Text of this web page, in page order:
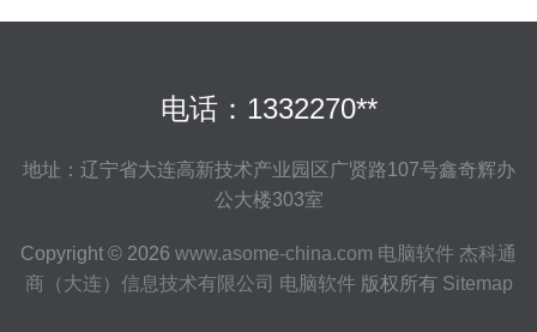
电话：1332270**
地址：辽宁省大连高新技术产业园区广贤路107号鑫奇辉办
公大楼303室
Copyright © 2026 www.asome-china.com 电脑软件 杰科通
商（大连）信息技术有限公司 电脑软件版权所有 Sitemap